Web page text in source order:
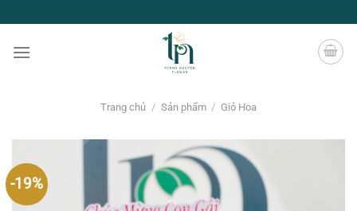
đến
nội
Trang chủ / Sản phẩm / Giỏ Hoa
-19%